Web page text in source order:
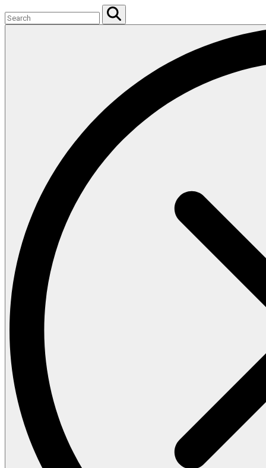
Search
Search
for: